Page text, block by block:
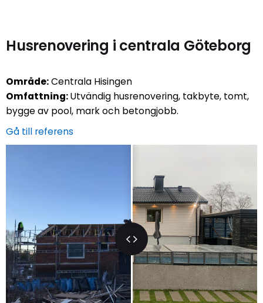
Husrenovering i centrala Göteborg
Område:Centrala Hisingen
Omfattning:Utvändig husrenovering, takbyte, tomt,
bygge av pool, mark och betongjobb.
Gå till referens